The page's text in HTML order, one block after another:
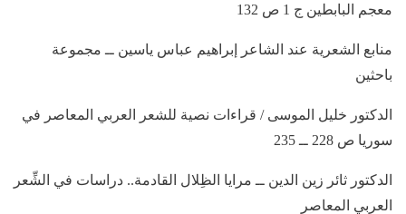
معجم البابطين ج 1 ص 132
منابع الشعرية عند الشاعر إبراهيم عباس ياسين ــ مجموعة
باحثين
الدكتور خليل الموسى / قراءات نصية للشعر العربي المعاصر في
سوريا ص 228 ــ 235
الدكتور ثائر زين الدين ــ مرايا الظِلال القادمة.. دراسات في الشِّعر
العربي المعاصر